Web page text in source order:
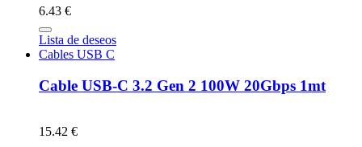
6.43 €
Lista de deseos
Cables USB C
Cable USB-C 3.2 Gen 2 100W 20Gbps 1mt
15.42 €